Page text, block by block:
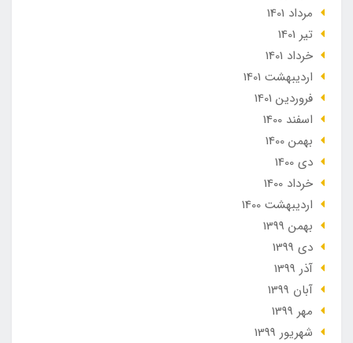
مرداد 1401
تير 1401
خرداد 1401
ارديبهشت 1401
فروردین 1401
اسفند 1400
بهمن 1400
دی 1400
خرداد 1400
ارديبهشت 1400
بهمن 1399
دی 1399
آذر 1399
آبان 1399
مهر 1399
شهریور 1399